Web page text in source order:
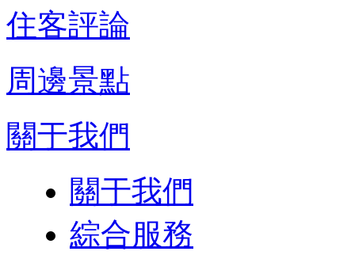
住客評論
周邊景點
關于我們
關于我們
綜合服務